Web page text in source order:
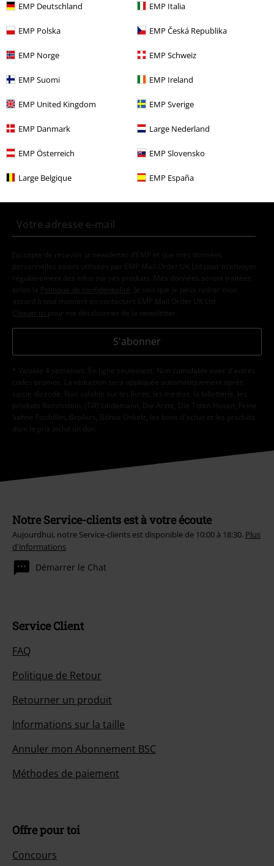
EMP Deutschland EMP Italia
EMP Polska EMP Česká Republika
EMP Norge EMP Schweiz
EMP Suomi EMP Ireland
EMP United Kingdom EMP Sverige
EMP Danmark Large Nederland
EMP Österreich EMP Slovensko
Large Belgique EMP España
Homme Vêtements Chemises manches courtes
Promos % Vêtements
Promos % Homme
Vêtements & accessoires Chemisiers & Blouses
E-Mail Newsletter
Profitez d'une remise de 15 % en vous
J’accepte de recevoir la newsletter d’EMP et que mes données
personnelles soient utilisées par EMP Mail Order UK Ltd pour m’envoyer
régulièrement des infos sur ses produits. Mes données seront traitées
selon la
Politique de confidentialité . Je sais que je peux retirer mon
accord à tout moment en contactant EMP Mail Order UK Ltd.
Cliquer ici pour me désabonner de la newsletter.
S'abonner
* Valable 4 semaines. En ligne seulement. Non cumulable avec d'autres
codes promos. La réduction sera appliquée automatiquement après
saisie du code. Non valable sur les livres, les médias, la billetterie, les
produits Rammstein, (Till) Lindemann, Die Ärzte, Die Toten Hosen, Feine
Sahne Fischfilet, Broilers, Böhse Onkelz, les bons d'achat et les produits
dont le prix inclut un don.
Notre Service-clients est à votre écoute
Aujourdhui, notre Service-clients est disponible de 10:00 à 18:30. Plus
d'informations
Démarrer le Chat
Service Client
FAQ
Politique de Retour
Retourner un produit
Informations sur la taille
Annuler mon Abonnement BSC
Méthodes de paiement
Offre pour toi
Concours